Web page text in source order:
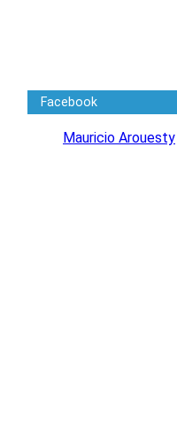
Facebook
Mauricio Arouesty